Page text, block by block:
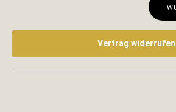
Vertrag widerrufen